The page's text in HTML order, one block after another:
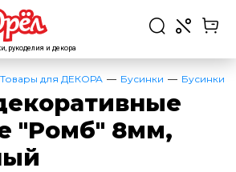
рукоделия и декора
Товары для ДЕКОРА Бусинки Бусинки
"Ромб" 8мм,